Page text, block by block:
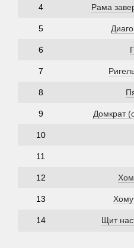
4 Рама
5
6
7
8
9 Домкрат
10
11
12
13
14 Щит